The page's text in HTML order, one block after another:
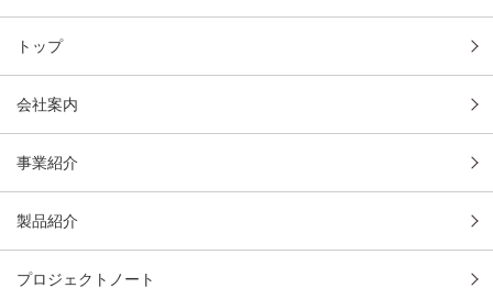
トップ
会社案内
事業紹介
製品紹介
プロジェクトノート